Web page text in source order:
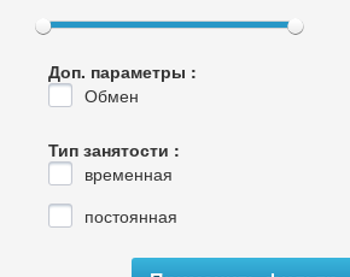
Доп. параметры :
Обмен
Тип занятости :
временная
постоянная